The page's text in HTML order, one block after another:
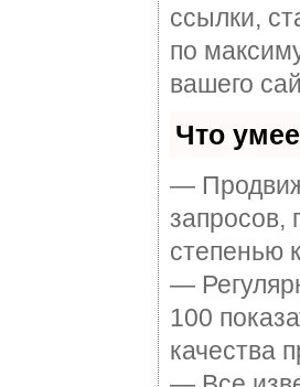
ссылки,
по
вашего
Что
—
запросов,
степенью
—
100
качества